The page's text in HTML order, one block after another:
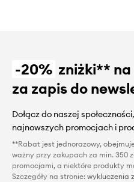
-20% zniżki**
za zapis do
Dołącz do naszej
najnowszych promocjach i
**Rabat jest jednorazowy,
ważny przy zakupach za min. 350
promocjami, a niektóre produkty
Szczegóły na stronie: wykluczenia